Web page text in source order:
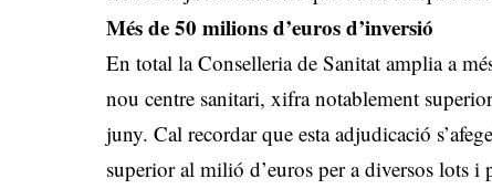
Més de 50 milions d’euros d’inversió
En total la Conselleria de Sanitat amplia a
nou centre sanitari, xifra notablement
juny. Cal recordar que esta adjudicació
superior al milió d’euros per a diversos lots